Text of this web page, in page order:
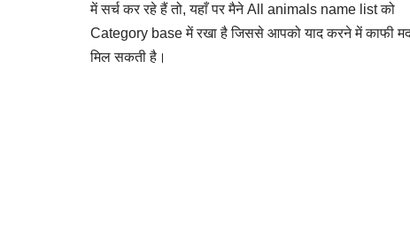
में सर्च कर रहे हैं तो, यहाँ पर मैने All animals name list को
Category base में रखा है जिससे आपको याद करने में काफी
मिल सकती है।